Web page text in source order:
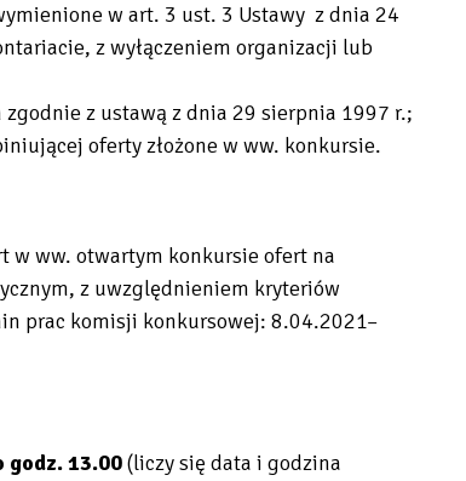
w art. 3 ust. 3 Ustawy z dnia 24
z wyłączeniem organizacji lub
z ustawą z dnia 29 sierpnia 1997 r.;
oferty złożone w ww. konkursie.
w ww. otwartym konkursie ofert na
z uwzględnieniem kryteriów
prac komisji konkursowej: 8.04.2021–
godz. 13.00(liczy się data i godzina